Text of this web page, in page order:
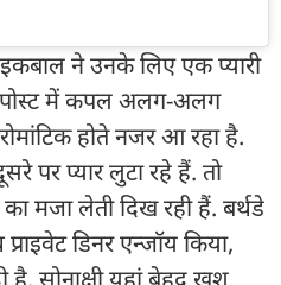
इकबाल ने उनके लिए एक प्यारी
पोस्ट में कपल अलग-अलग
होते नजर आ रहा है.
पर प्यार लुटा रहे हैं. तो
का मजा लेती दिख रही हैं. बर्थडे
डिनर एन्जॉय किया,
सोनाक्षी यहां बेहद खुश